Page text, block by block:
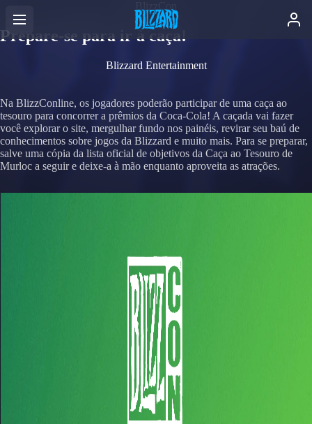
Prepare-se para ir à caça!
Blizzard Entertainment
Na BlizzConline, os jogadores poderão participar de uma caça ao
tesouro para concorrer a prêmios da Coca-Cola! A caçada vai fazer
você explorar o site, mergulhar fundo nos painéis, revirar seu baú de
conhecimentos sobre jogos da Blizzard e muito mais. Para se preparar,
salve uma cópia da lista oficial de objetivos da Caça ao Tesouro de
Murloc a seguir e deixe-a à mão enquanto aproveita as atrações.